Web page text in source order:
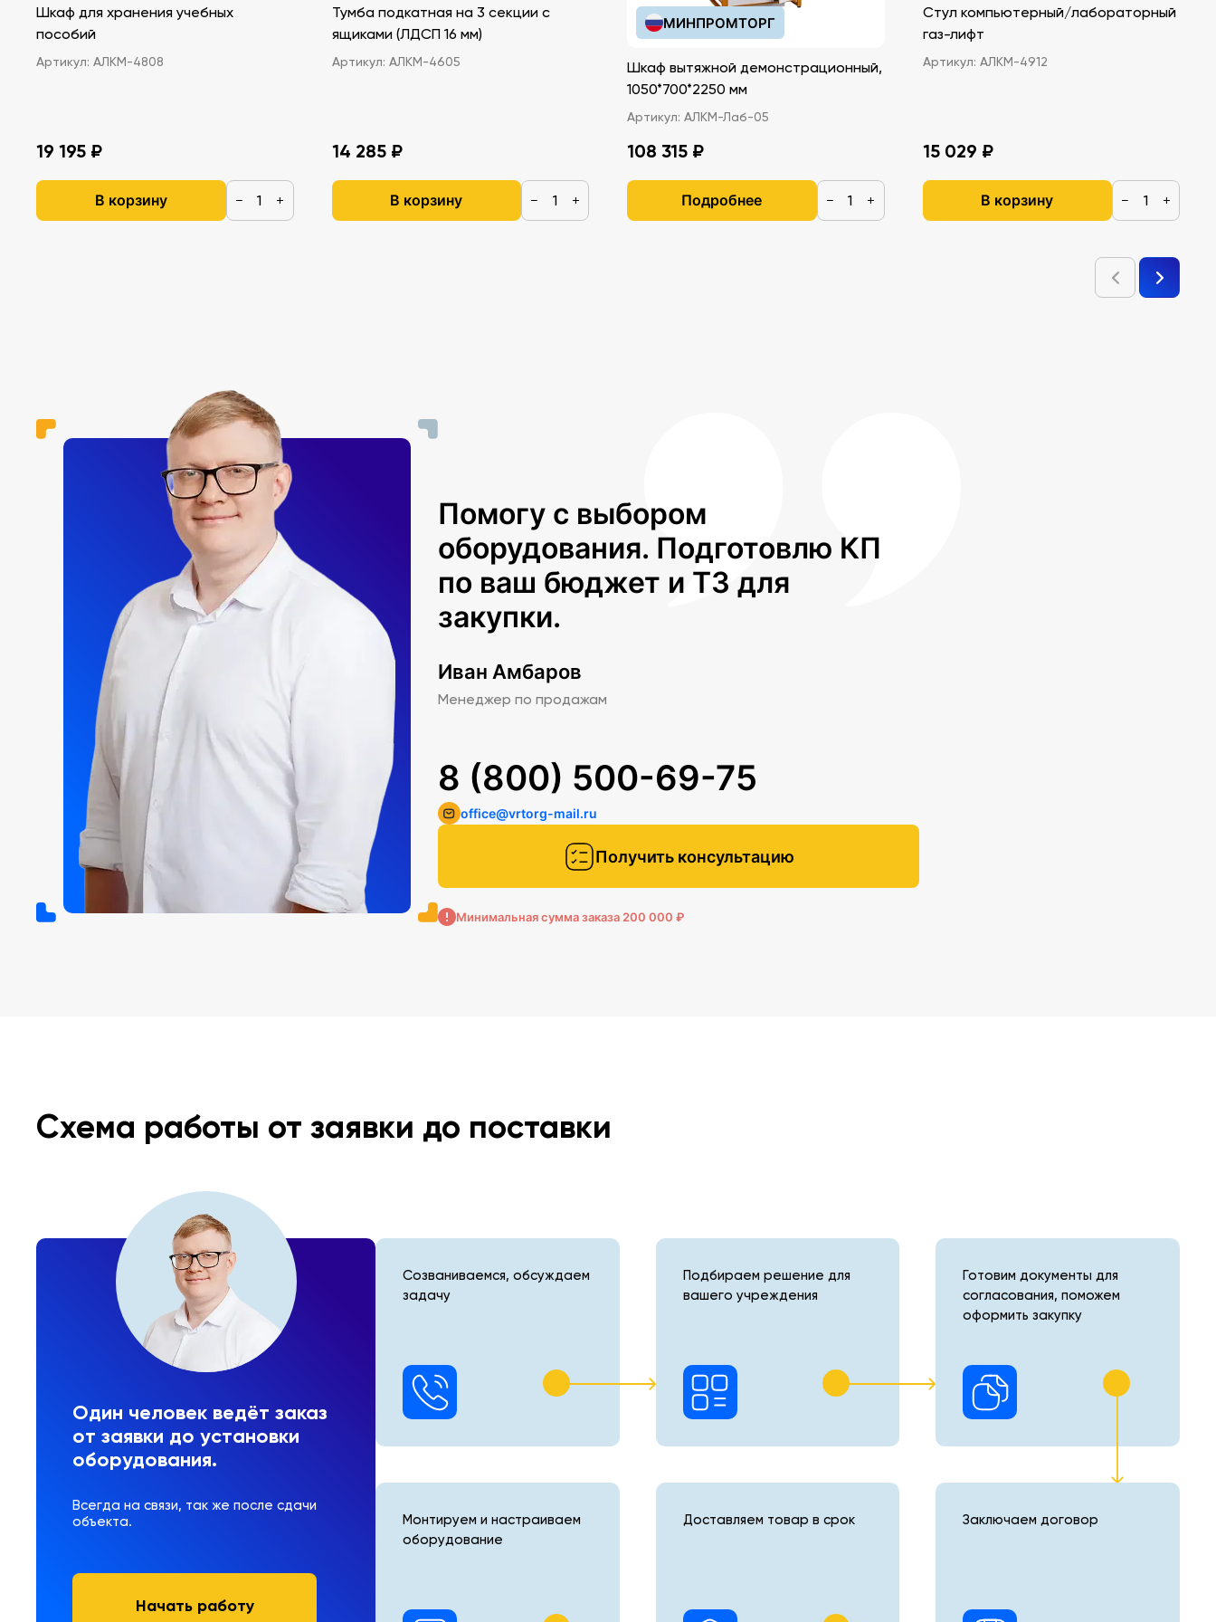
Шкаф для хранения учебных
пособий
Артикул: АЛКМ-4808
19 195 ₽
В корзину − +
Тумба подкатная на 3 секции с
ящиками (ЛДСП 16 мм)
Артикул: АЛКМ-4605
14 285 ₽
В корзину − +
МИНПРОМТОРГ
Шкаф вытяжной демонстрационный,
1050*700*2250 мм
Артикул: АЛКМ-Лаб-05
108 315 ₽
Подробнее − +
Стул компьютерный/лабораторный
газ-лифт
Артикул: АЛКМ-4912
15 029 ₽
В корзину − +
Помогу с выбором
оборудования. Подготовлю КП
по ваш бюджет и ТЗ для
закупки.
Иван Амбаров
Менеджер по продажам
Получить консультацию
8 (800) 500-69-75
office@vrtorg-mail.ru
Минимальная сумма заказа 200 000 ₽
Схема работы от заявки до поставки
Один человек ведёт заказ
от заявки до установки
оборудования.
Всегда на связи, так же после сдачи
объекта.
Начать работу
Созваниваемся, обсуждаем
задачу
Подбираем решение для
вашего учреждения
Готовим документы для
согласования, поможем
оформить закупку
Монтируем и настраиваем
оборудование
Доставляем товар в срок Заключаем договор